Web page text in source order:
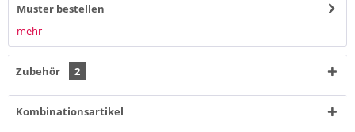
Muster bestellen
mehr
Zubehör 2
Kombinationsartikel